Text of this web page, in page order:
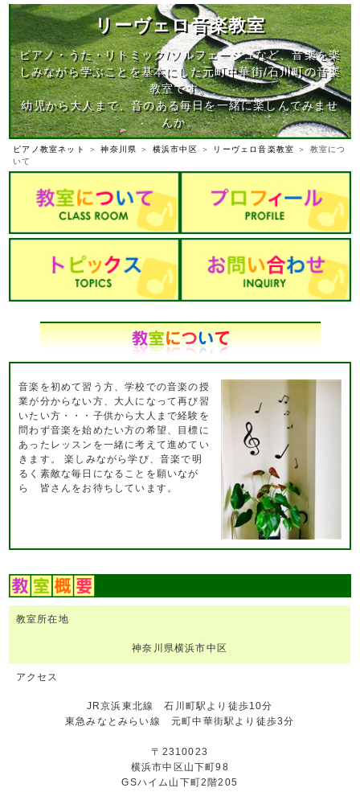
リーヴェロ音楽教室
ピアノ・うた・リトミック/ソルフェージュなど、音楽を楽
しみながら学ぶことを基本にした元町中華街/石川町の音楽
教室です。
幼児から大人まで、音のある毎日を一緒に楽しんでみませ
んか。
ピアノ教室ネット ＞神奈川県 ＞ 横浜市中区 ＞ リーヴェロ音楽教室
＞ 教室につ
いて
音楽を初めて習う方、学校での音楽の授
業が分からない方、大人になって再び習
いたい方・・・子供から大人まで経験を
問わず音楽を始めたい方の希望、目標に
あったレッスンを一緒に考えて進めてい
きます。 楽しみながら学び、音楽で明
るく素敵な毎日になることを願いなが
ら 皆さんをお待ちしています。
教室所在地
神奈川県横浜市中区
アクセス
JR京浜東北線 石川町駅より徒歩10分
東急みなとみらい線 元町中華街駅より徒歩3分
〒2310023
横浜市中区山下町98
GSハイム山下町2階205